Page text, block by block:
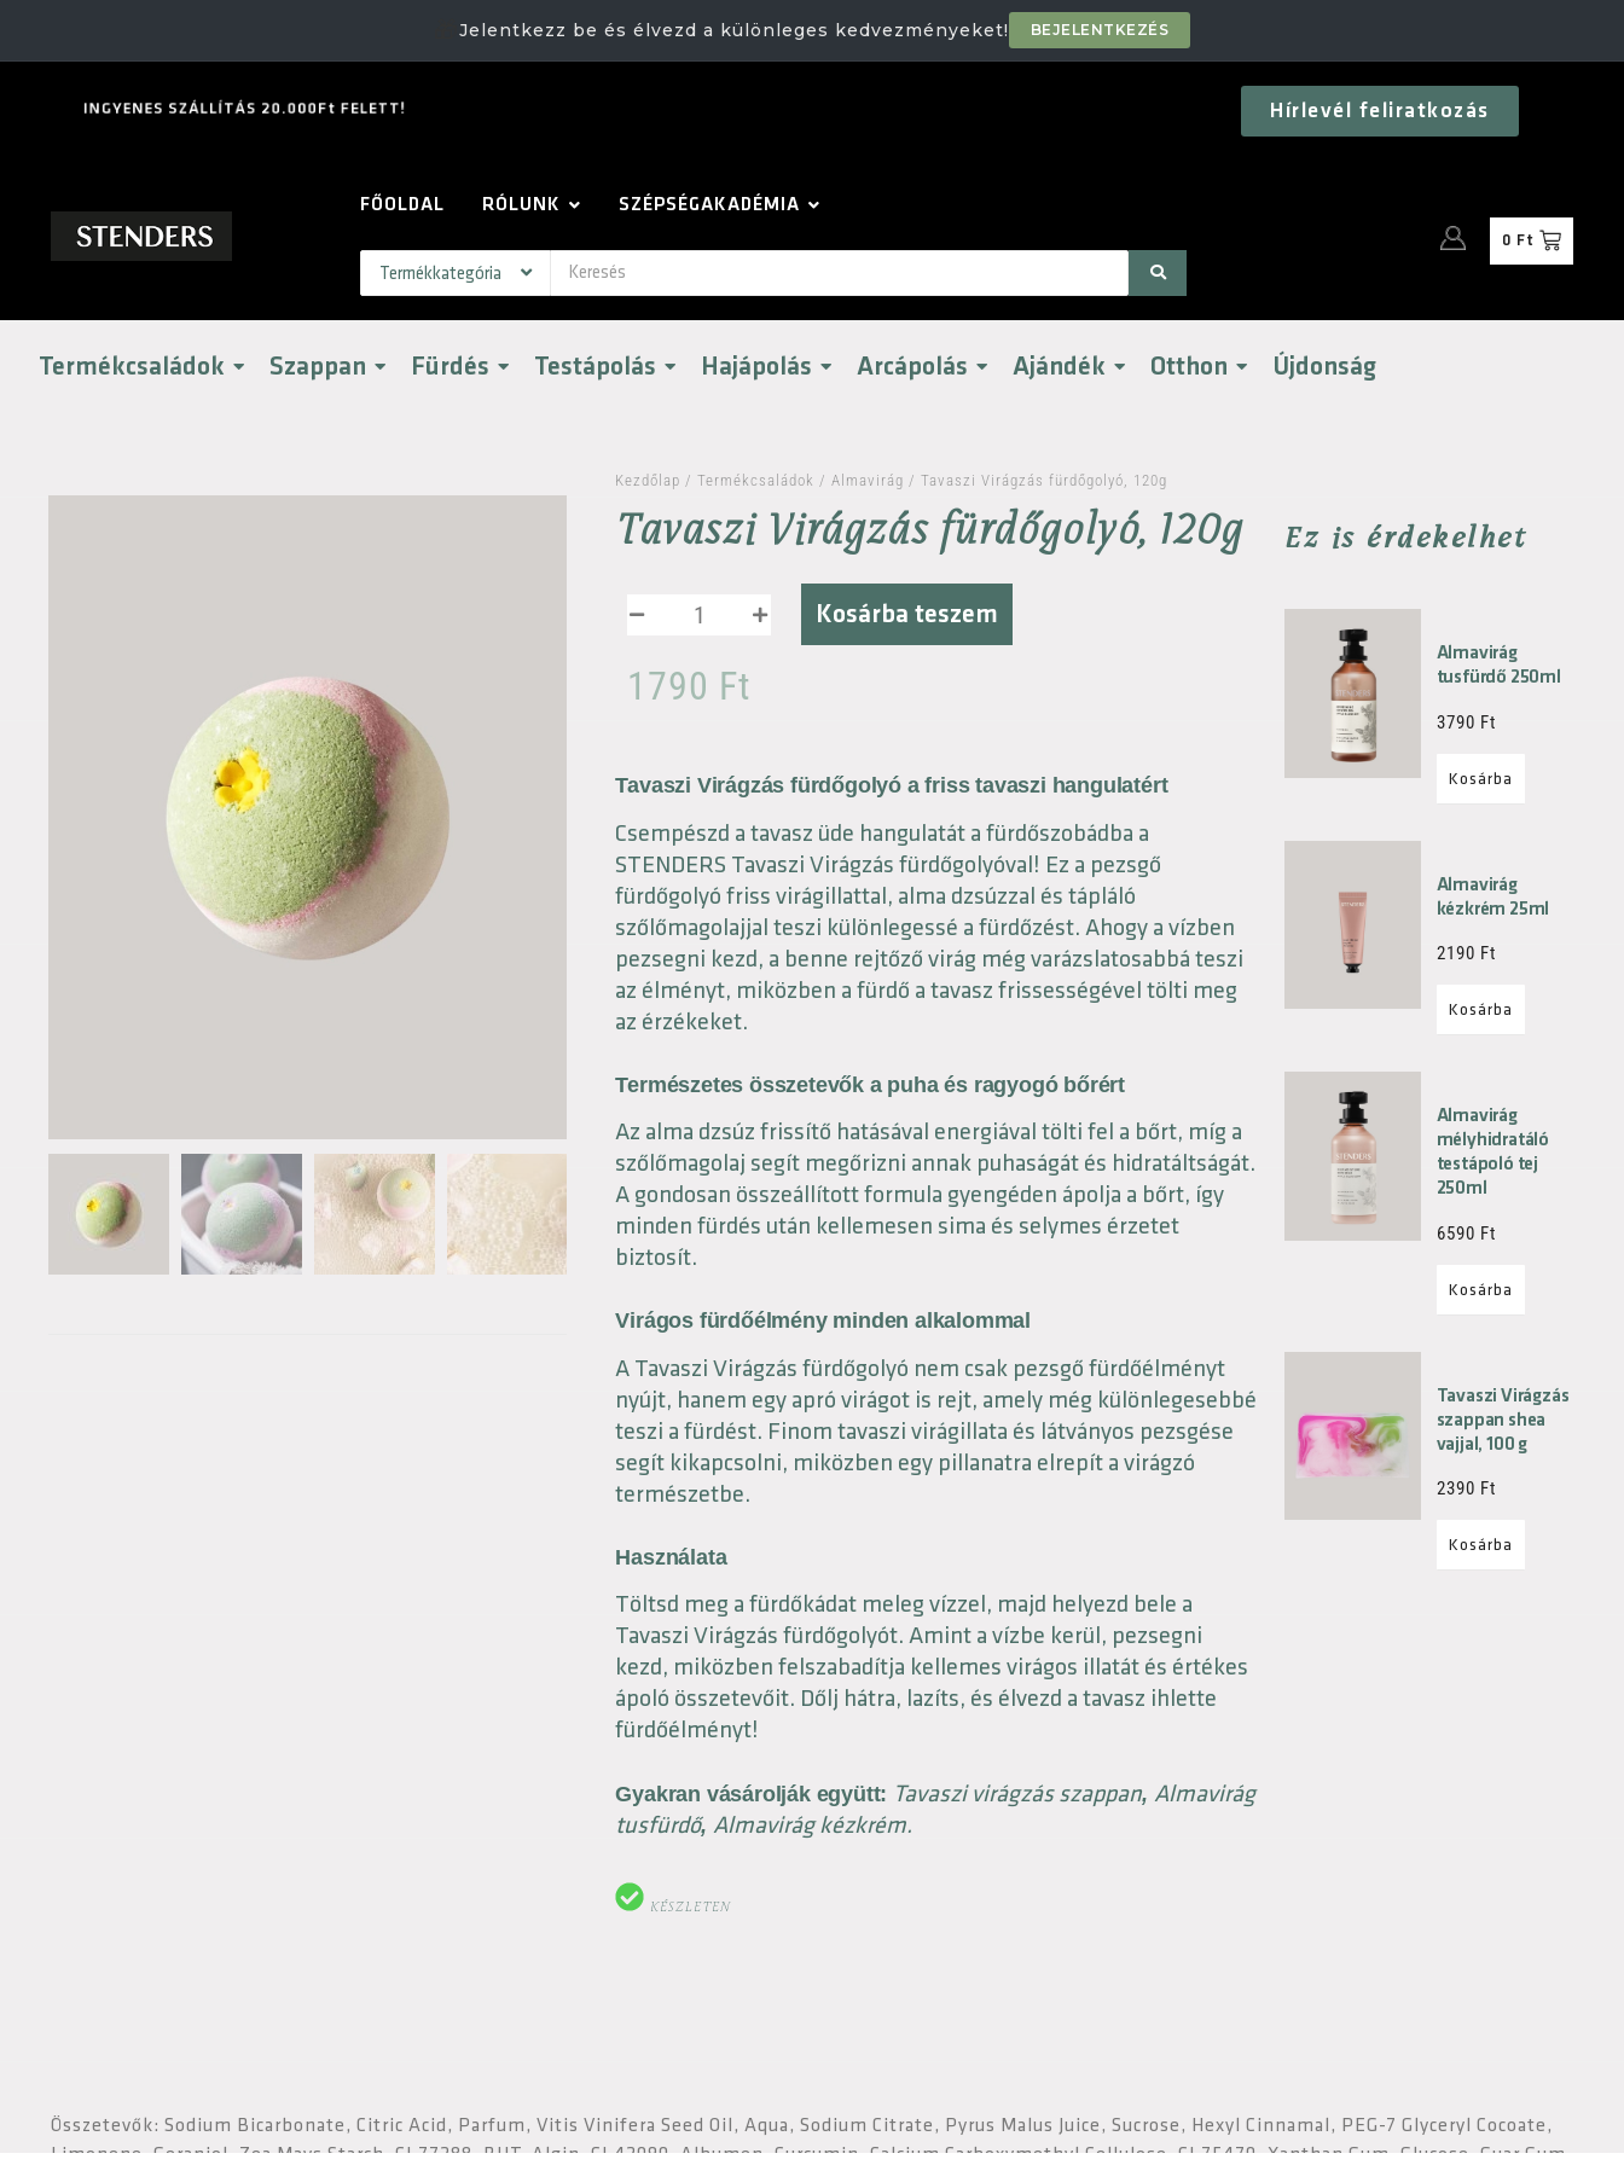
Jelentkezz be és élvezd a különleges kedvezményeket! BEJELENTKEZÉS
NGYENES SZÁLLÍTÁS 20.000Ft FELETT Hírlevél feliratkozás
FŐOLDAL RÓLUNK SZÉPSÉGAKADÉMIA
0 Ft
Termékcsaládok Szappan Fürdés Testápolás Hajápolás Arcápolás Ajándék Otthon Újdonság
Kezdőlap /Termékcsaládok /Almavirág / Tavaszi Virágzás fürdőgolyó, 120g
Tavaszi Virágzás fürdőgolyó, 120g
Kosárba teszem
1790 Ft
Tavaszi Virágzás fürdőgolyó a friss tavaszi hangulatért
Csempészd a tavasz üde hangulatát a fürdőszobádba a
STENDERS Tavaszi Virágzás fürdőgolyóval! Ez a pezsgő
fürdőgolyó friss virágillattal, alma dzsúzzal és tápláló
szőlőmagolajjal teszi különlegessé a fürdőzést. Ahogy a vízben
pezsegni kezd, a benne rejtőző virág még varázslatosabbá teszi
az élményt, miközben a fürdő a tavasz frissességével tölti meg
az érzékeket.
Természetes összetevők a puha és ragyogó bőrért
Az alma dzsúz frissítő hatásával energiával tölti fel a bőrt, míg a
szőlőmagolaj segít megőrizni annak puhaságát és hidratáltságát.
A gondosan összeállított formula gyengéden ápolja a bőrt, így
minden fürdés után kellemesen sima és selymes érzetet
biztosít.
Virágos fürdőélmény minden alkalommal
A Tavaszi Virágzás fürdőgolyó nem csak pezsgő fürdőélményt
nyújt, hanem egy apró virágot is rejt, amely még különlegesebbé
teszi a fürdést. Finom tavaszi virágillata és látványos pezsgése
segít kikapcsolni, miközben egy pillanatra elrepít a virágzó
természetbe.
Használata
Töltsd meg a fürdőkádat meleg vízzel, majd helyezd bele a
Tavaszi Virágzás fürdőgolyót. Amint a vízbe kerül, pezsegni
kezd, miközben felszabadítja kellemes virágos illatát és értékes
ápoló összetevőit. Dőlj hátra, lazíts, és élvezd a tavasz ihlette
fürdőélményt!
Gyakran vásárolják együtt: Tavaszi virágzás szappan, Almavirág
tusfürdő,Almavirág kézkrém.
KÉSZLETEN
Ez is érdekelhet
Almavirág
tusfürdő 250ml
3790 Ft
Kosárba
Almavirág
kézkrém 25ml
2190 Ft
Kosárba
Almavirág
mélyhidratáló
testápoló tej
250ml
6590 Ft
Kosárba
Tavaszi Virágzás
szappan shea
vajjal, 100 g
2390 Ft
Kosárba
Összetevők: Sodium Bicarbonate, Citric Acid, Parfum, Vitis Vinifera Seed Oil, Aqua, Sodium Citrate, Pyrus Malus Juice, Sucrose, Hexyl Cinnamal, PEG-7 Glyceryl Cocoate,
Limonene, Geraniol, Zea Mays Starch, CI 77288, BHT, Algin, CI 42090, Albumen, Curcumin, Calcium Carboxymethyl Cellulose, CI 75470, Xanthan Gum, Glucose, Guar Gum,